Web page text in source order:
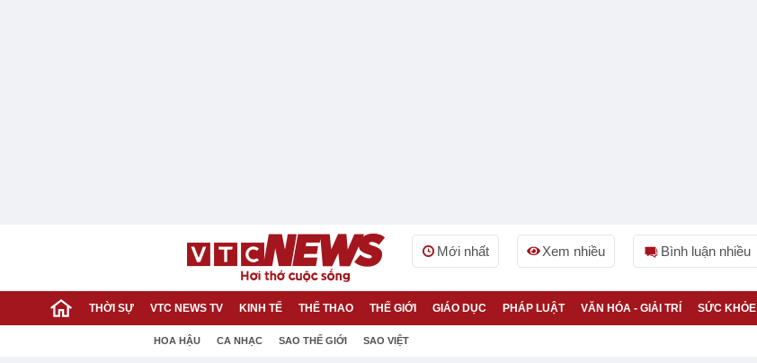
Mới nhất Xem nhiều Bình luận nhiều
THỜI SỰ VTC NEWS TV KINH TẾ THỂ THAO THẾ GIỚI GIÁO DỤC PHÁP LUẬT VĂN HÓA - GIẢI TRÍ SỨC KHỎE
HOA HẬU CA NHẠC SAO THẾ GIỚI SAO VIỆT